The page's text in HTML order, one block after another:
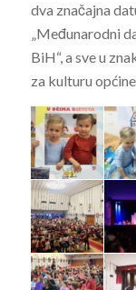
dva značajna
„Međunarodni
BiH“, a sve u
za kulturu